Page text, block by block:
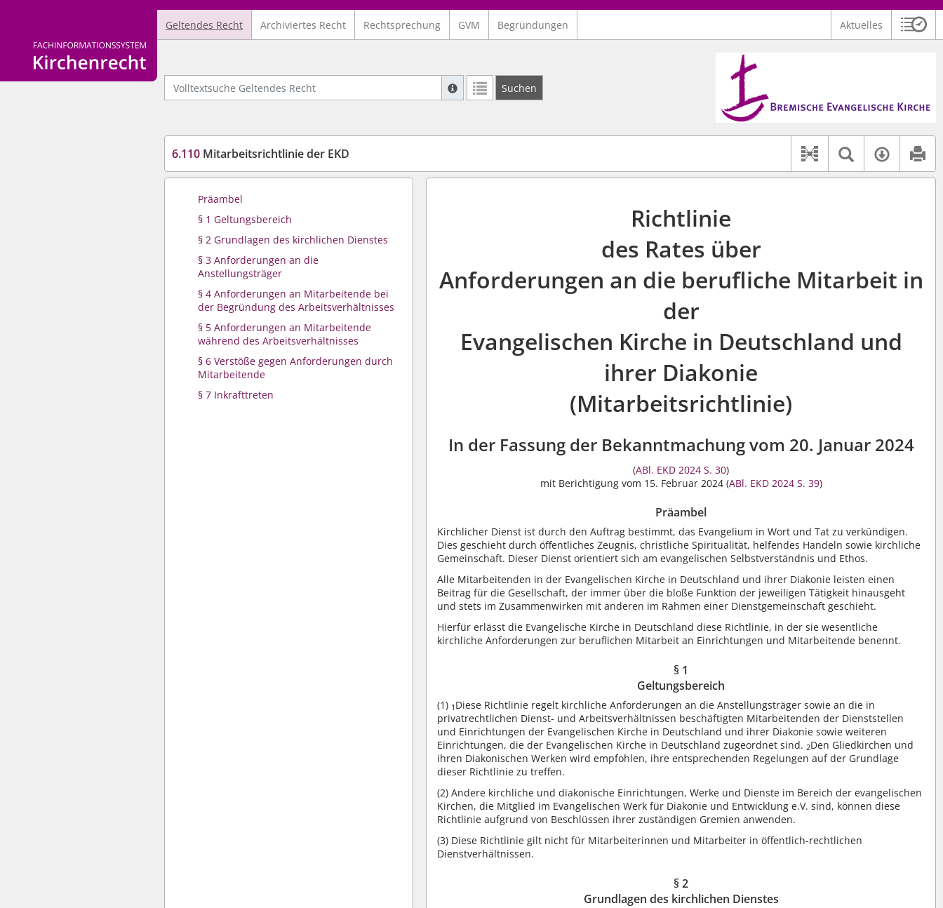
Logo Fachinformationssystem Kirchenrecht
Geltendes Recht Archiviertes Recht Rechtsprechung GVM Begründungen Aktuelles
Volltextsuche Geltendes Recht
Suche mit Platzhalter "*", Bsp. Pfarrer*, findet auch: "Pfarrerinitiative" oder "Pfarrerausschuss".
Suchen
Logo Bremische Evangelische Kirche
6.110 Mitarbeitsrichtlinie der EKD
Dokument-
Textsuche
Präambel
§ 1 Geltungsbereich
§ 2 Grundlagen des kirchlichen Dienstes
§ 3 Anforderungen an die
Anstellungsträger
§ 4 Anforderungen an Mitarbeitende bei
der Begründung des Arbeitsverhältnisses
§ 5 Anforderungen an Mitarbeitende
während des Arbeitsverhältnisses
§ 6 Verstöße gegen Anforderungen durch
Mitarbeitende
§ 7 Inkrafttreten
Richtlinie
des Rates über
Anforderungen an die berufliche Mitarbeit in
der
Evangelischen Kirche in Deutschland und
ihrer Diakonie
(Mitarbeitsrichtlinie)
In der Fassung der Bekanntmachung vom 20. Januar 2024
(ABl. EKD 2024 S. 30)
mit Berichtigung vom 15. Februar 2024 (ABl. EKD 2024 S. 39)
Präambel
Kirchlicher Dienst ist durch den Auftrag bestimmt, das Evangelium in Wort und Tat zu verkündigen.
Dies geschieht durch öffentliches Zeugnis, christliche Spiritualität, helfendes Handeln sowie kirchliche
Gemeinschaft. Dieser Dienst orientiert sich am evangelischen Selbstverständnis und Ethos.
Alle Mitarbeitenden in der Evangelischen Kirche in Deutschland und ihrer Diakonie leisten einen
Beitrag für die Gesellschaft, der immer über die bloße Funktion der jeweiligen Tätigkeit hinausgeht
und stets im Zusammenwirken mit anderen im Rahmen einer Dienstgemeinschaft geschieht.
Hierfür erlässt die Evangelische Kirche in Deutschland diese Richtlinie, in der sie wesentliche
kirchliche Anforderungen zur beruflichen Mitarbeit an Einrichtungen und Mitarbeitende benennt.
§ 1
Geltungsbereich
(1) 1 Diese Richtlinie regelt kirchliche Anforderungen an die Anstellungsträger sowie an die in
privatrechtlichen Dienst- und Arbeitsverhältnissen beschäftigten Mitarbeitenden der Dienststellen
und Einrichtungen der Evangelischen Kirche in Deutschland und ihrer Diakonie sowie weiteren
Einrichtungen, die der Evangelischen Kirche in Deutschland zugeordnet sind. 2Den Gliedkirchen und
ihren Diakonischen Werken wird empfohlen, ihre entsprechenden Regelungen auf der Grundlage
dieser Richtlinie zu treffen.
(2) Andere kirchliche und diakonische Einrichtungen, Werke und Dienste im Bereich der evangelischen
Kirchen, die Mitglied im Evangelischen Werk für Diakonie und Entwicklung e.V. sind, können diese
Richtlinie aufgrund von Beschlüssen ihrer zuständigen Gremien anwenden.
(3) Diese Richtlinie gilt nicht für Mitarbeiterinnen und Mitarbeiter in öffentlich-rechtlichen
Dienstverhältnissen.
§ 2
Grundlagen des kirchlichen Dienstes